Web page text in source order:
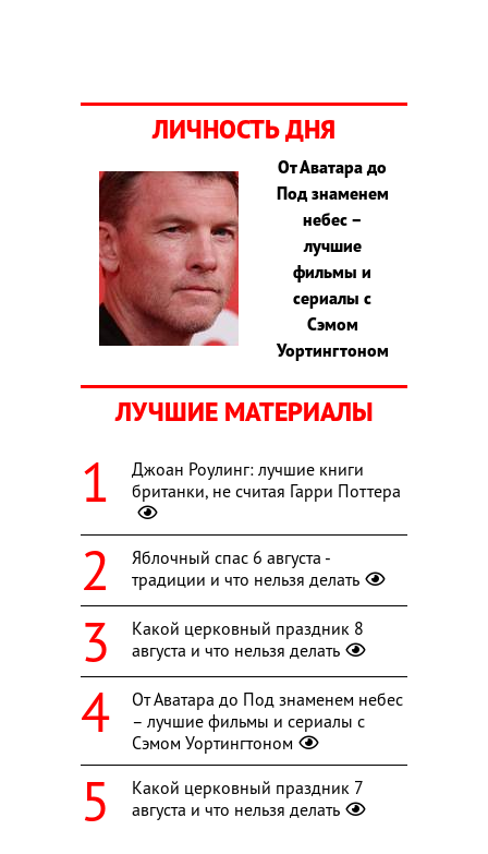
ЛИЧНОСТЬ ДНЯ
От Аватара до
Под знаменем
небес –
лучшие
фильмы и
сериалы с
Сэмом
Уортингтоном
ЛУЧШИЕ МАТЕРИАЛЫ
Джоан Роулинг: лучшие книги
британки, не считая Гарри Поттера
Яблочный спас 6 августа -
традиции и что нельзя делать
Какой церковный праздник 8
августа и что нельзя делать
От Аватара до Под знаменем небес
– лучшие фильмы и сериалы с
Сэмом Уортингтоном
Какой церковный праздник 7
августа и что нельзя делать